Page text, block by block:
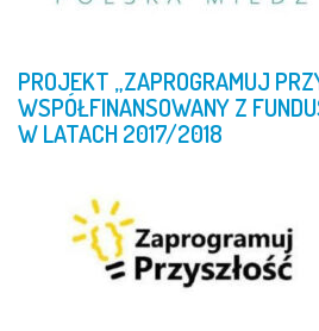
PROJEKT „ZAPROGRAMUJ
WSPÓŁFINANSOWANYZ
WLATACH2017/2018